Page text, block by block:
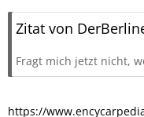
Zitat von
Fragt mich jetzt nicht,
https://